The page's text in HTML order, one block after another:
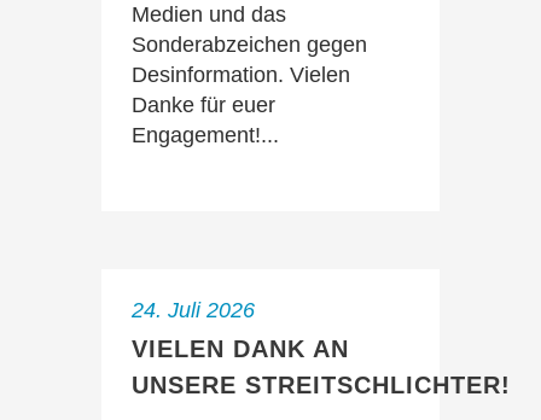
Medien und das
Sonderabzeichen gegen
Desinformation. Vielen
Danke für euer
Engagement!...
24. Juli 2026
VIELEN DANK AN
UNSERE STREITSCHLICHTER!